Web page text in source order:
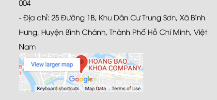
004
- Địa chỉ: 25 Đường 1B, Khu Dân Cư Trung Sơn, Xã Bình
Hưng, Huyện Bình Chánh, Thành Phố Hồ Chí Minh, Việt
Nam